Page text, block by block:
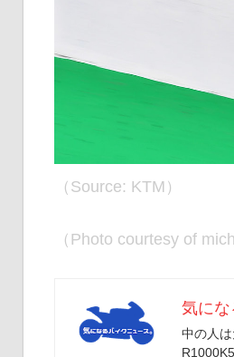
（Source: KTM）
（Photo courtesy of
気にな
中の人